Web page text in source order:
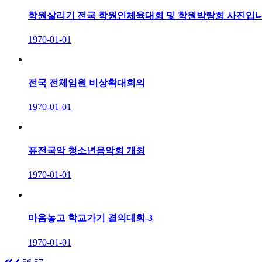
학원살리기 전국 학원인체육대회 및 학원박람회 사진입
1970-01-01
전국 전체임원 비상확대회의
1970-01-01
퓨전국악 청소년음악회 개최
1970-01-01
마음놓고 학교가기 결의대회-3
1970-01-01